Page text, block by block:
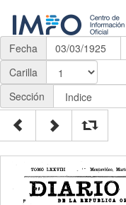
Fecha
Carilla
Sección